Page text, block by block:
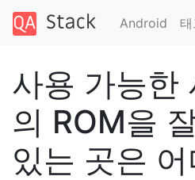
Android 태
사용 가능한
의 ROM을
있는 곳은